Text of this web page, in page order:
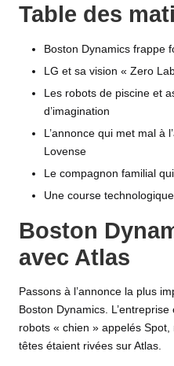
Table des
Boston Dynamics frappe
LG et sa vision « Zero
Les robots de piscine et
d’imagination
L’annonce qui met mal à
Lovense
Le compagnon familial
Une course
Boston
avec Atlas
Passons à l’annonce la plus
Boston Dynamics.
robots « chien » appelés
têtes étaient rivées sur Atlas.